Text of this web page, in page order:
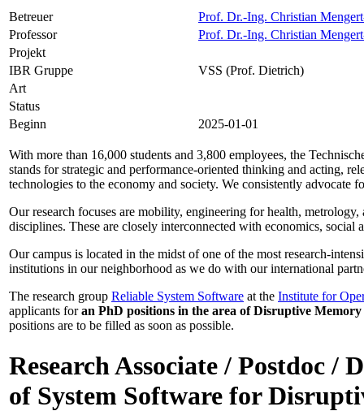
Betreuer
Prof. Dr.-Ing. Christian
Professor
Prof. Dr.-Ing. Christian
Projekt
IBR Gruppe
VSS (Prof. Dietrich)
Art
Status
Beginn
2025-01-01
With more than 16,000 students and 3,800 employees, the
stands for strategic and performance-oriented thinking and acting,
technologies to the economy and society. We consistently advocate
Our research focuses are mobility, engineering for health,
disciplines. These are closely interconnected with economics, social
Our campus is located in the midst of one of the most research-
institutions in our neighborhood as we do with our international
The research group Reliable System Software at the Institute for
applicants foran PhD positions in the area of Disruptive Memory
positions are to be filled as soon as possible.
Research Associate / Postdoc
of System Software for